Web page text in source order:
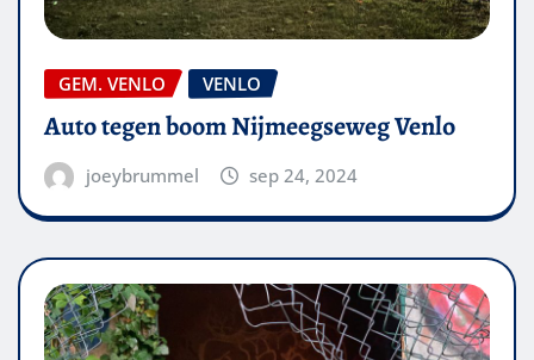
GEM. VENLO VENLO
Auto tegen boom Nijmeegseweg Venlo
joeybrummel sep 24, 2024